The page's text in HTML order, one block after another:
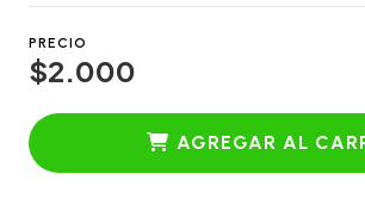
PRECIO
$2.000
AGREGAR AL